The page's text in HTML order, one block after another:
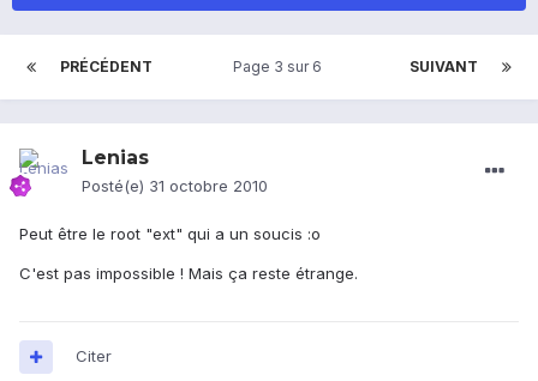
PRÉCÉDENT SUIVANT
Page 3 sur 6
Lenias
Posté(e) 31 octobre 2010
Peut être le root "ext" qui a un soucis :o
C'est pas impossible ! Mais ça reste étrange.
Citer